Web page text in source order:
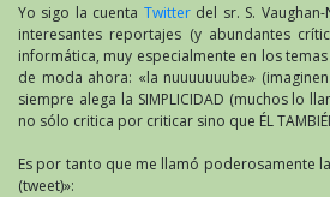
Yo sigo la cuenta Twitterdel sr. S.
interesantes reportajes (y abundantes
informática, muy especialmente en los
de moda ahora: «la nuuuuuuube»
siempre alega la SIMPLICIDAD (muchos lo
no sólo critica por criticar sino que ÉL
Es por tanto que me llamó poderosamente
(tweet)»: